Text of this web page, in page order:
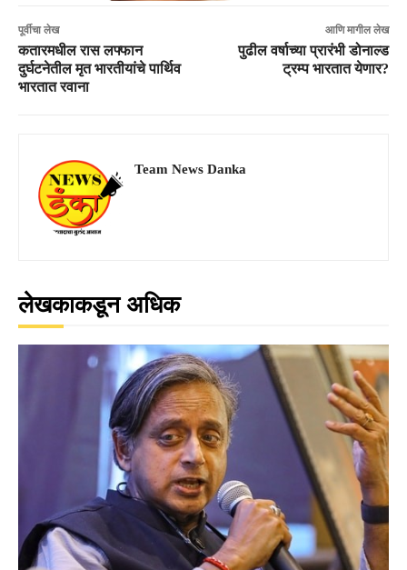
पूर्वीचा लेख
कतारमधील रास लफ्फान
दुर्घटनेतील मृत भारतीयांचे पार्थिव
भारतात रवाना
आणि मागील लेख
पुढील वर्षाच्या प्रारंभी डोनाल्ड
ट्रम्प भारतात येणार?
Team News Danka
लेखकाकडून अधिक